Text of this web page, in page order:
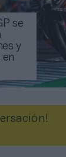
se
y
en